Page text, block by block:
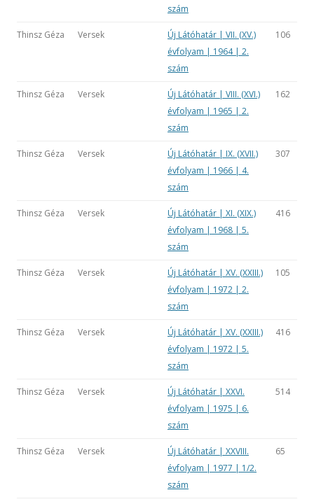
szám
Thinsz Géza Versek
Új Látóhatár | VII. (XV.)
évfolyam | 1964 | 2.
szám
106
Thinsz Géza Versek
Új Látóhatár | VIII. (XVI.)
évfolyam | 1965 | 2.
szám
162
Thinsz Géza Versek
Új Látóhatár | IX. (XVII.)
évfolyam | 1966 | 4.
szám
307
Thinsz Géza Versek
Új Látóhatár | XI. (XIX.)
évfolyam | 1968 | 5.
szám
416
Thinsz Géza Versek
Új Látóhatár | XV. (XXIII.)
évfolyam | 1972 | 2.
szám
105
Thinsz Géza Versek
Új Látóhatár | XV. (XXIII.)
évfolyam | 1972 | 5.
szám
416
Thinsz Géza Versek
Új Látóhatár | XXVI.
évfolyam | 1975 | 6.
szám
514
Thinsz Géza Versek
Új Látóhatár | XXVIII.
évfolyam | 1977 | 1/2.
szám
65